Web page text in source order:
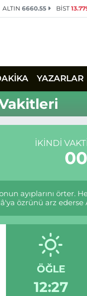
ALTIN 6660.55 BİST
YAZARLAR
İKINDI
ayıplarını
özrünü arz
ÖĞLE
12:27